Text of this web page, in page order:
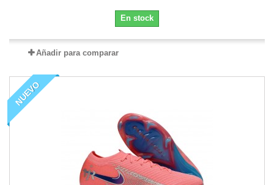
En stock
Añadir para comparar
NUEVO